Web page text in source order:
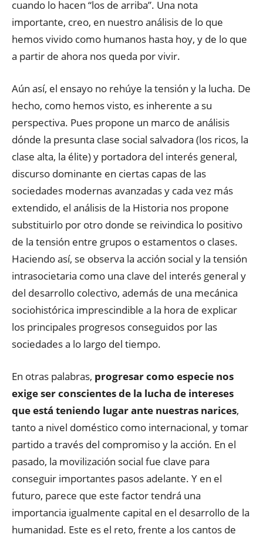
cuando lo hacen “los de arriba”. Una nota
importante, creo, en nuestro análisis de lo que
hemos vivido como humanos hasta hoy, y de lo que
a partir de ahora nos queda por vivir.
Aún así, el ensayo no rehúye la tensión y la lucha. De
hecho, como hemos visto, es inherente a su
perspectiva. Pues propone un marco de análisis
dónde la presunta clase social salvadora (los ricos, la
clase alta, la élite) y portadora del interés general,
discurso dominante en ciertas capas de las
sociedades modernas avanzadas y cada vez más
extendido, el análisis de la Historia nos propone
substituirlo por otro donde se reivindica lo positivo
de la tensión entre grupos o estamentos o clases.
Haciendo así, se observa la acción social y la tensión
intrasocietaria como una clave del interés general y
del desarrollo colectivo, además de una mecánica
sociohistórica imprescindible a la hora de explicar
los principales progresos conseguidos por las
sociedades a lo largo del tiempo.
En otras palabras, progresar como especie nos
exige ser conscientes de la lucha de intereses
que está teniendo lugar ante nuestras narices,
tanto a nivel doméstico como internacional, y tomar
partido a través del compromiso y la acción. En el
pasado, la movilización social fue clave para
conseguir importantes pasos adelante. Y en el
futuro, parece que este factor tendrá una
importancia igualmente capital en el desarrollo de la
humanidad. Este es el reto, frente a los cantos de